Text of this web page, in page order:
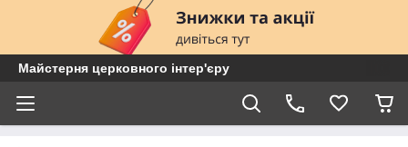
Майстерня церковного інтер'єру